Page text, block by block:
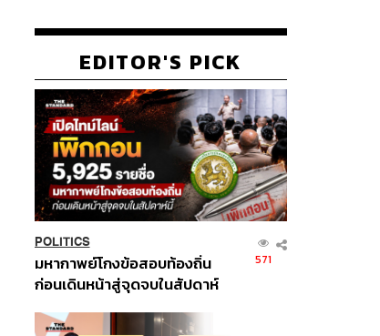
EDITOR'S PICK
POLITICS
มหากาพย์โกงข้อสอบท้องถิ่น
ก่อนเดินหน้าสู่จุดจบในสัปดาห์
571